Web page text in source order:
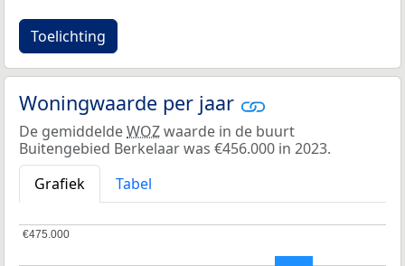
Toelichting
Woningwaarde per jaar
De gemiddeldeWOZwaarde in de buurt
Buitengebied Berkelaar was €456.000 in 2023.
Grafiek
Tabel
€475.000
€475.000